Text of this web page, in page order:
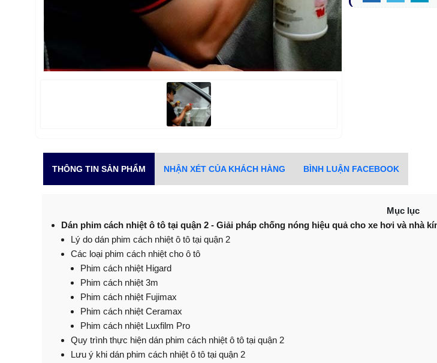
THÔNG TIN SẢN PHẨM NHẬN XÉT CỦA KHÁCH HÀNG BÌNH LUẬN FACEBOOK
Mục lục
Dán phim cách nhiệt ô tô tại quận 2 - Giải pháp chống nóng hiệu quả cho xe hơi và nhà
Lý do dán phim cách nhiệt ô tô tại quận 2
Các loại phim cách nhiệt cho ô tô
Phim cách nhiệt Higard
Phim cách nhiệt 3m
Phim cách nhiệt Fujimax
Phim cách nhiệt Ceramax
Phim cách nhiệt Luxfilm Pro
Quy trình thực hiện dán phim cách nhiệt ô tô tại quận 2
Lưu ý khi dán phim cách nhiệt ô tô tại quận 2